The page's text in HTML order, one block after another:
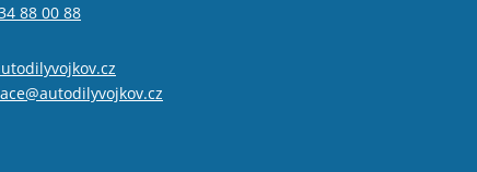
88 00 88